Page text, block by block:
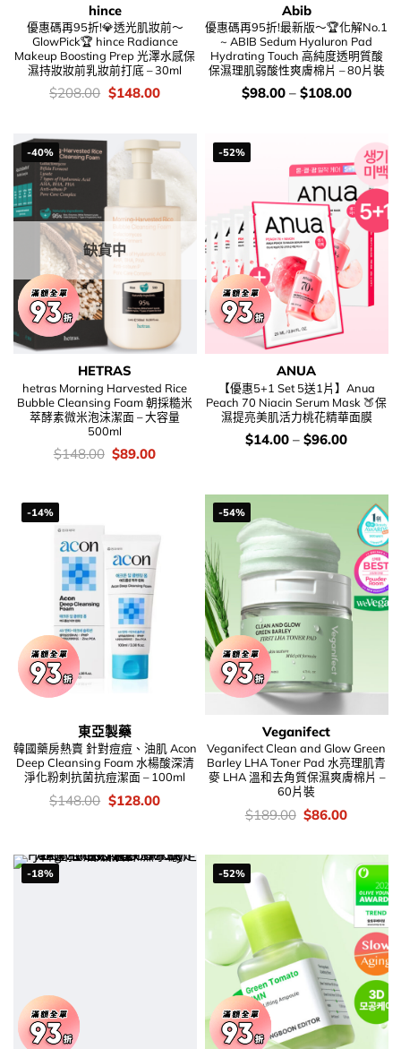
hince
優惠碼再95折!💎透光肌妝前～
GlowPick🏆 hince Radiance
Makeup Boosting Prep 光澤水感保
濕持妝妝前乳妝前打底 – 30ml
價
$208.00 Original
$148.00Current
Abib
優惠碼再95折!最新版～🏆化解No.1
~ ABIB Sedum Hyaluron Pad
Hydrating Touch 高純度透明質酸
保濕理肌弱酸性爽膚棉片 – 80片裝
價
$98.00– $108.00
-40%
缺貨中
HETRAS
hetras Morning Harvested Rice
Bubble Cleansing Foam 朝採糙米
萃酵素微米泡沫潔面 – 大容量
500ml
價
錢：
$148.00 Original
price
$89.00Current
-52%
ANUA
【優惠5+1 Set 5送1片】Anua
Peach 70 Niacin Serum Mask 🍑保
濕提亮美肌活力桃花精華面膜
價
錢：
$14.00 – $96.00
-14%
東亞製藥
韓國藥房熱賣 針對痘痘、油肌 Acon
Deep Cleansing Foam 水楊酸深清
淨化粉刺抗菌抗痘潔面 – 100ml
價
錢：
$148.00 Original
price
$128.00Current
-54%
Veganifect
Veganifect Clean and Glow Green
Barley LHA Toner Pad 水亮理肌青
麥 LHA 溫和去角質保濕爽膚棉片 –
60片裝
價
錢：
$189.00 Original
price
$189.00.
$86.00Current
$86.00.
-18% -52%